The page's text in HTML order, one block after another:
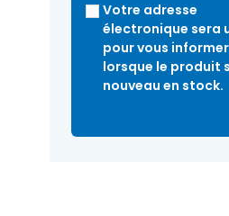
Votre adresse
électronique sera
pour vous informer
lorsque le produit
nouveau en stock.